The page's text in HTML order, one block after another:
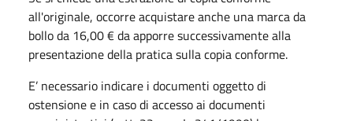
all'originale, occorre acquistare anche una marca da
bollo da 16,00 € da apporre successivamente alla
presentazione della pratica sulla copia conforme.
E’ necessario indicare i documenti oggetto di
ostensione e in caso di accesso ai documenti